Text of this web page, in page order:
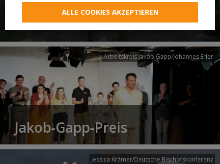
Neuer Pilgerweg Via
Laudato si’
Arbeitskreis Jakob Gapp/Johannes Erler
Jakob-Gapp-Preis
Jessica Krämer/Deutsche Bischofskonferenz
ALLE COOKIES AKZEPTIEREN